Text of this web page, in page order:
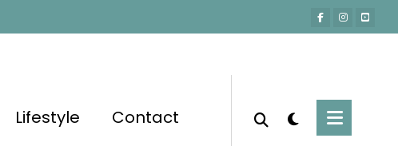
Lifestyle Contact